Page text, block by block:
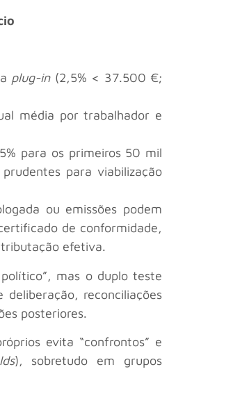
plug-in(2,5% < 37.500 €;
média por trabalhador e
para os primeiros 50 mil
para viabilização
ou emissões podem
de conformidade,
efetiva.
mas o duplo teste
reconciliações
posteriores.
evita “confrontos” e
), sobretudo em grupos